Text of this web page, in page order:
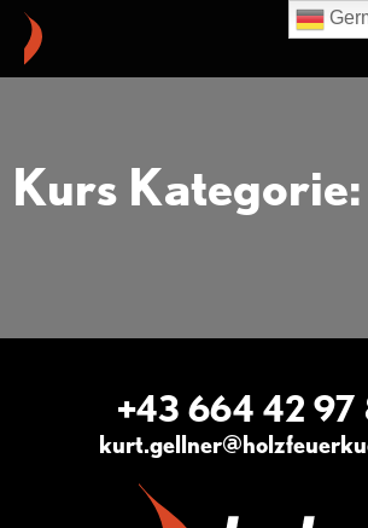
Kurs Kategorie:
+43 664 42 97